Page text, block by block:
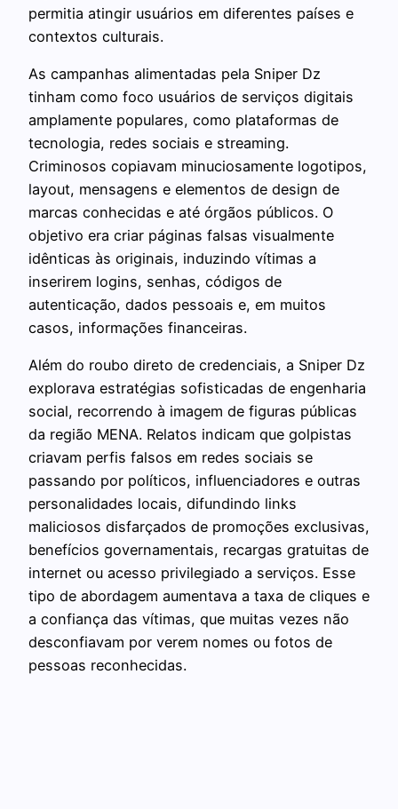
permitia atingir usuários em diferentes países e
contextos culturais.
As campanhas alimentadas pela Sniper Dz
tinham como foco usuários de serviços digitais
amplamente populares, como plataformas de
tecnologia, redes sociais e streaming.
Criminosos copiavam minuciosamente logotipos,
layout, mensagens e elementos de design de
marcas conhecidas e até órgãos públicos. O
objetivo era criar páginas falsas visualmente
idênticas às originais, induzindo vítimas a
inserirem logins, senhas, códigos de
autenticação, dados pessoais e, em muitos
casos, informações financeiras.
Além do roubo direto de credenciais, a Sniper Dz
explorava estratégias sofisticadas de engenharia
social, recorrendo à imagem de figuras públicas
da região MENA. Relatos indicam que golpistas
criavam perfis falsos em redes sociais se
passando por políticos, influenciadores e outras
personalidades locais, difundindo links
maliciosos disfarçados de promoções exclusivas,
benefícios governamentais, recargas gratuitas de
internet ou acesso privilegiado a serviços. Esse
tipo de abordagem aumentava a taxa de cliques e
a confiança das vítimas, que muitas vezes não
desconfiavam por verem nomes ou fotos de
pessoas reconhecidas.